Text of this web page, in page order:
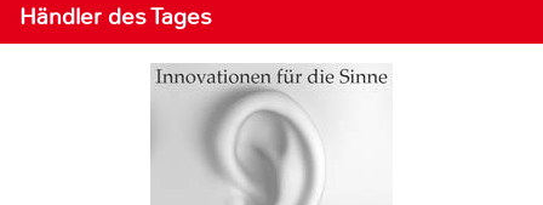
Händler des Tages